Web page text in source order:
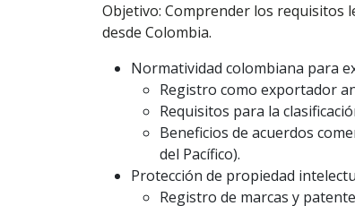
Objetivo: Comprender los requisitos
desde Colombia.
Normatividad colombiana para
Registro como exportador
Requisitos para la
Beneficios de acuerdos
del Pacífico).
Protección de propiedad
Registro de marcas y